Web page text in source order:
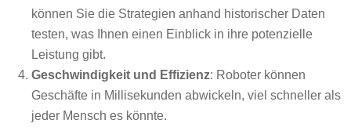
können Sie die Strategien anhand historischer Daten
testen, was Ihnen einen Einblick in ihre potenzielle
Leistung gibt.
Geschwindigkeit und Effizienz: Roboter können
Geschäfte in Millisekunden abwickeln, viel schneller als
jeder Mensch es könnte.